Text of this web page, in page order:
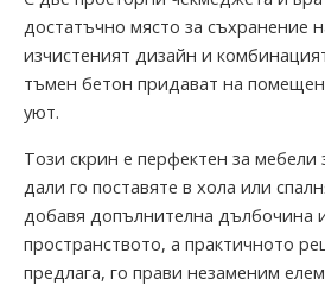
достатъчно място за съхранение
изчистеният дизайн и
тъмен бетон придават на
уют.
Този скрин е перфектен за
дали го поставяте в хола или
добавя допълнителна дълбочина
пространството, а практичното
предлага, го прави незаменим